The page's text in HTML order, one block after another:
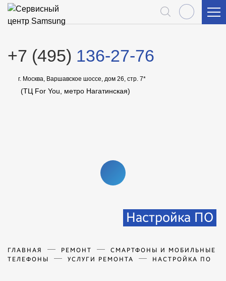
+7 (495) 136-27-76
г. Москва, Варшавское шоссе, дом 26, стр. 7*
(ТЦ For You, метро Нагатинская)
ВИДЕО
Настройка ПО
ГЛАВНАЯ РЕМОНТ
СМАРТФОНЫ И МОБИЛЬНЫЕ
ТЕЛЕФОНЫ
УСЛУГИ РЕМОНТА НАСТРОЙКА ПО